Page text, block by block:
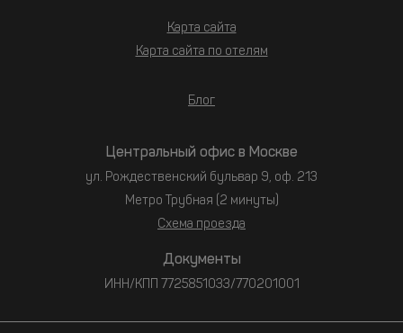
Карта сайта
Карта сайта по отелям
Блог
Документы
ИНН/КПП 7725851033/770201001
Центральный офис в Москве
ул. Рождественский бульвар 9, оф. 213
Метро Трубная (2 минуты)
Схема проезда